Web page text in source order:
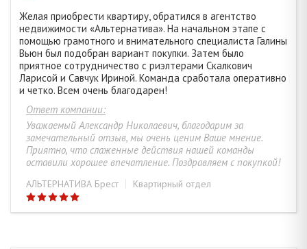
ДОВГЯЛО ИРИНА ВАЦЛАВОВНА
КРЫМ ОЛЬГА НИКОЛАЕВНА
ЗАВТУР ТАТЬЯНА АНАТОЛЬЕВНА
ВИЛЬЧИНСКАЯ ЯНА БОЛЕСЛАВОВНА
СКАЛКОВИЧ ЛАРИСА ВАДИМОВНА
Желая приобрести квартиру, обратился в агентство
недвижимости «Альтернатива». На начальном этапе с
помощью грамотного и внимательного специалиста Галины
Вьюн был подобран вариант покупки. Затем было
приятное сотрудничество с риэлтерами Скалкович
Ларисой и Савчук Ириной. Команда сработала оперативно
и четко. Всем очень благодарен!
Ответ компании:
Уважаемый Александр Николаевич, благодарим за
замечательный отзыв, мы очень ценим Ваше мнение.
Приятно, что слаженные действия нашей команды
оставили хорошее впечатление. Поздравляем с покупкой!
АЛЬТЕРНАТИВА Брест Квартирный отдел